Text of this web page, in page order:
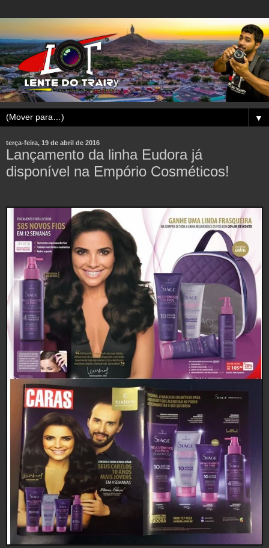
▼
terça-feira, 19 de abril de 2016
Lançamento da linha Eudora já
disponível na Empório Cosméticos!